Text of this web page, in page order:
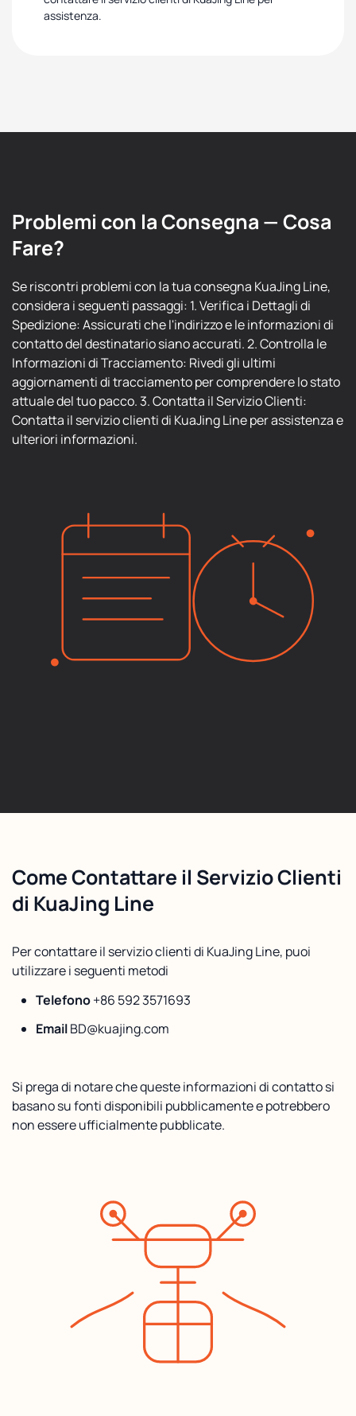
assistenza.
Problemi con la Consegna — Cosa
Fare?
Se riscontri problemi con la tua consegna KuaJing Line,
considera i seguenti passaggi: 1. Verifica i Dettagli di
Spedizione: Assicurati che l'indirizzo e le informazioni di
contatto del destinatario siano accurati. 2. Controlla le
Informazioni di Tracciamento: Rivedi gli ultimi
aggiornamenti di tracciamento per comprendere lo stato
attuale del tuo pacco. 3. Contatta il Servizio Clienti:
Contatta il servizio clienti di KuaJing Line per assistenza e
ulteriori informazioni.
Come Contattare il Servizio Clienti
di KuaJing Line
Per contattare il servizio clienti di KuaJing Line, puoi
utilizzare i seguenti metodi
Telefono+86 592 3571693
EmailBD@kuajing.com
Si prega di notare che queste informazioni di contatto si
basano su fonti disponibili pubblicamente e potrebbero
non essere ufficialmente pubblicate.